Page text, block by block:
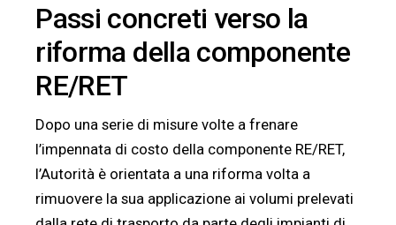
Passi concreti verso la
riforma della componente
RE/RET
Dopo una serie di misure volte a frenare
l’impennata di costo della componente RE/RET,
l’Autorità è orientata a una riforma volta a
rimuovere la sua applicazione ai volumi prelevati